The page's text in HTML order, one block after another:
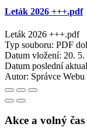
Leták 2026 +++.pdf
Leták 2026 +++.pdf
Typ souboru: PDF
Datum vložení: 20. 5.
Datum poslední
Autor: Správce Webu
Akce a volný čas